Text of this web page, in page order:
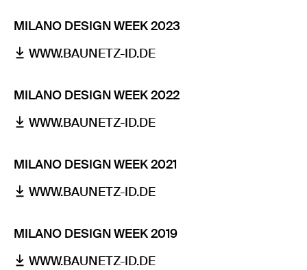
MILANO DESIGN WEEK 2023
WWW.BAUNETZ-ID.DE
MILANO DESIGN WEEK 2022
WWW.BAUNETZ-ID.DE
MILANO DESIGN WEEK 2021
WWW.BAUNETZ-ID.DE
MILANO DESIGN WEEK 2019
WWW.BAUNETZ-ID.DE